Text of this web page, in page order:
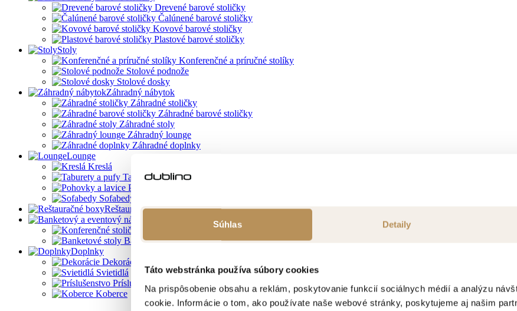
Súhlas Detaily
Táto webstránka používa súbory cookies
Na prispôsobenie obsahu a reklám, poskytovanie funkcií sociálnych médií a analýzu
cookie. Informácie o tom, ako používate naše webové stránky, poskytujeme aj našim
Drevené barové stoličky
Čalúnené barové stoličky
Kovové barové stoličky
Plastové barové stoličky
Stoly
Konferenčné a príručné stolíky
Stolové podnože
Stolové dosky
Záhradný nábytok
Záhradné stoličky
Záhradné barové stoličky
Záhradné stoly
Záhradný lounge
Záhradné doplnky
Lounge
Kreslá
Taburety a pufy
Pohovky a lavice
Sofabedy
Reštauračné boxy
Banketový a eventový nábytok
Konferenčné stoličky
Banketové stoly
Doplnky
Dekorácie
Svietidlá
Príslušenstvo
Koberce